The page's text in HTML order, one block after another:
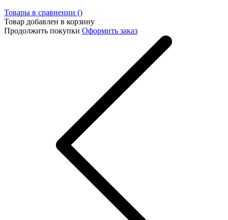
Товары в сравнении ()
Товар добавлен в корзину
Продолжить покупки Оформить заказ